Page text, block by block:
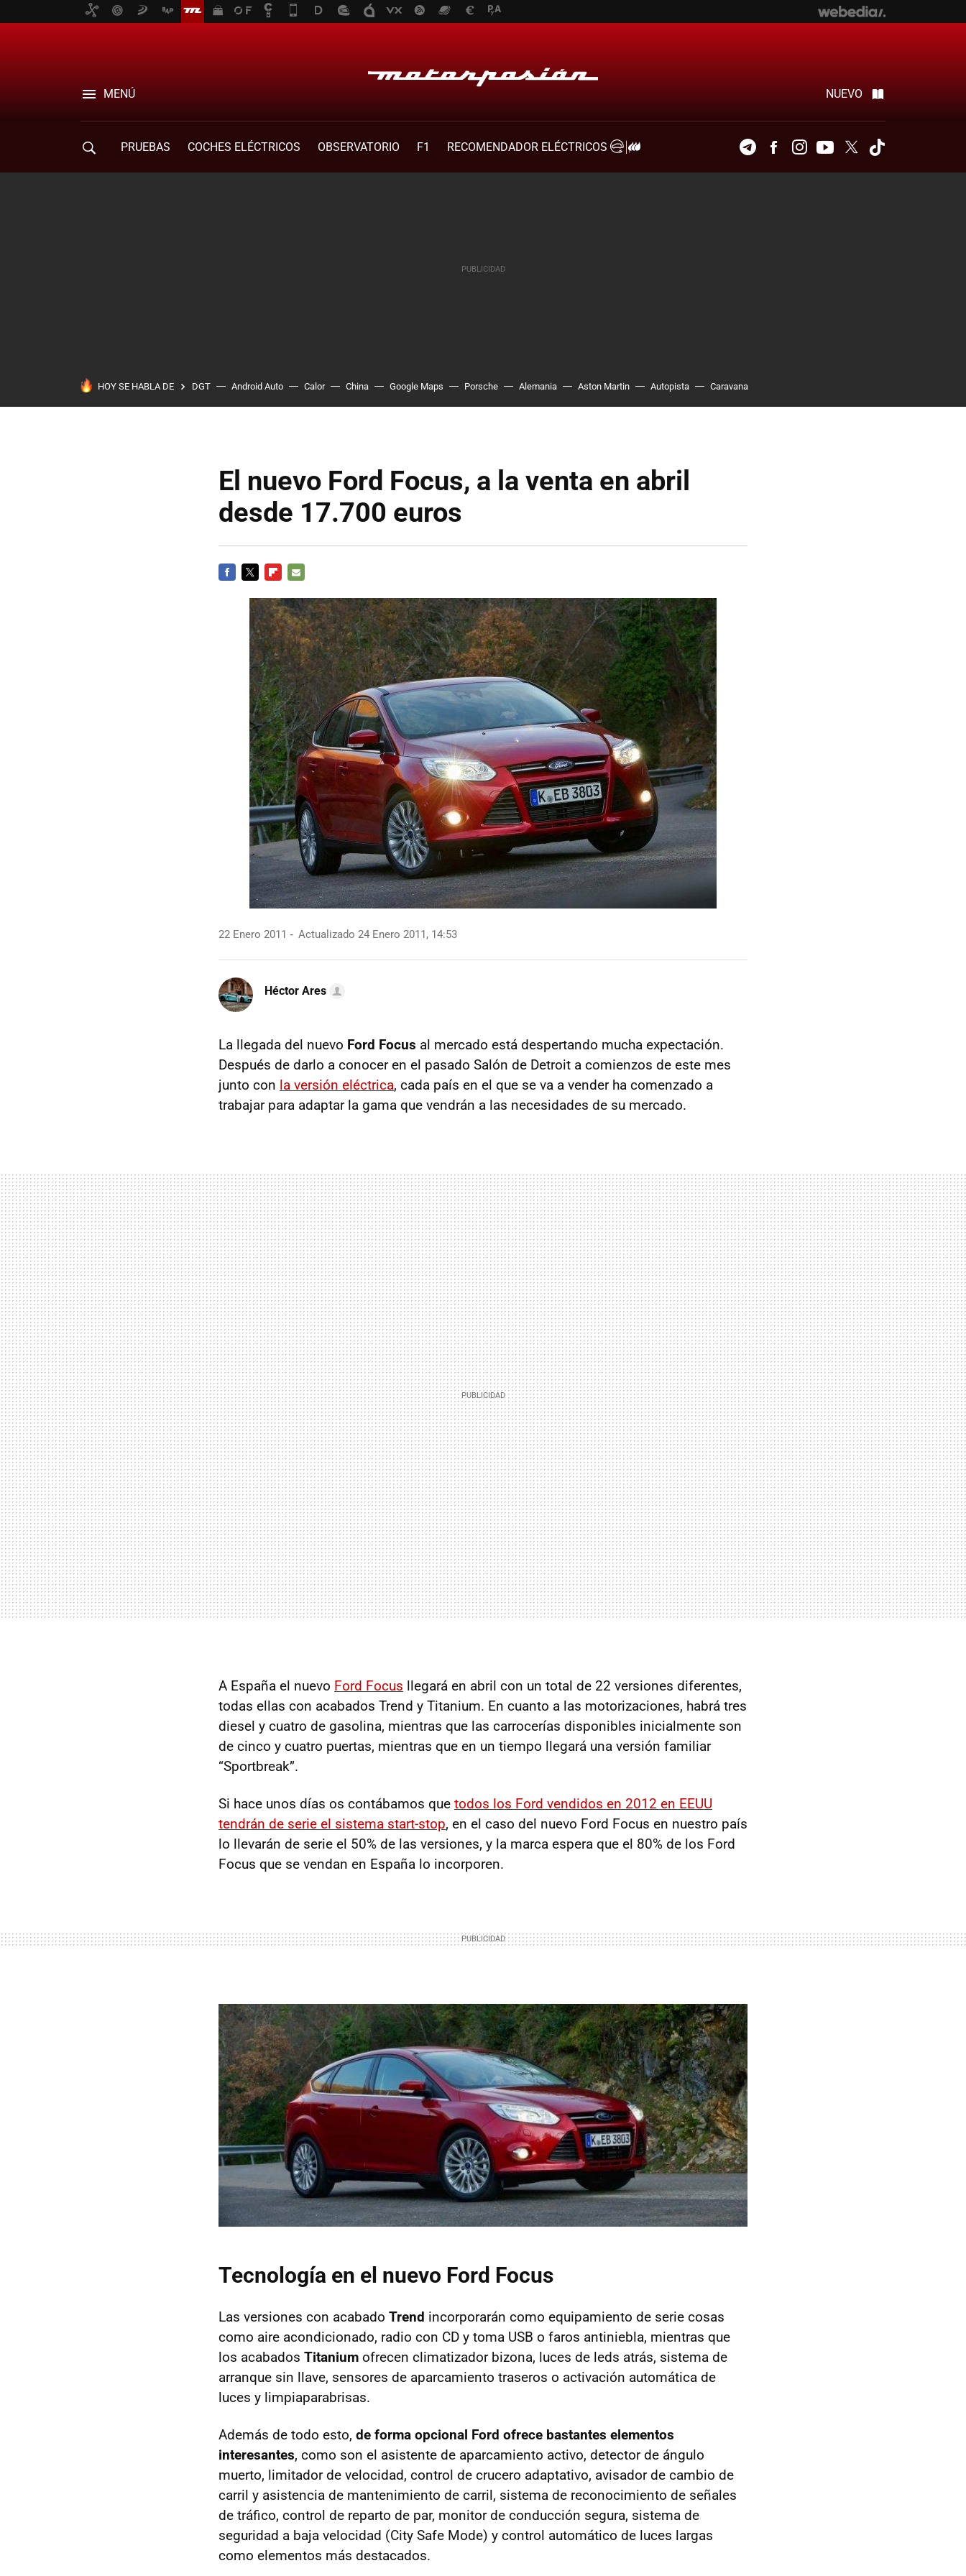
MENÚ NUEVO
PRUEBAS COCHES ELÉCTRICOS OBSERVATORIO F1
RECOMENDADOR ELÉCTRICOS
TelegramFacebookInstagramYoutubeTwitter
HOY SE HABLA DE DGT Android Auto Calor China Google Maps Porsche Alemania Aston Martin Autopista Caravana
El nuevo Ford Focus, a la venta en abril
desde 17.700 euros
MAIL
22 Enero 2011 Actualizado 24 Enero 2011, 14:53
Héctor Ares
La llegada del nuevo Ford Focus al mercado está despertando mucha expectación.
Después de darlo a conocer en el pasado Salón de Detroit a comienzos de este mes
junto con la versión eléctrica, cada país en el que se va a vender ha comenzado a
trabajar para adaptar la gama que vendrán a las necesidades de su mercado.
A España el nuevo Ford Focus llegará en abril con un total de 22 versiones diferentes,
todas ellas con acabados Trend y Titanium. En cuanto a las motorizaciones, habrá tres
diesel y cuatro de gasolina, mientras que las carrocerías disponibles inicialmente son
de cinco y cuatro puertas, mientras que en un tiempo llegará una versión familiar
“Sportbreak”.
Si hace unos días os contábamos que todos los Ford vendidos en 2012 en EEUU
tendrán de serie el sistema start-stop, en el caso del nuevo Ford Focus en nuestro país
lo llevarán de serie el 50% de las versiones, y la marca espera que el 80% de los Ford
Focus que se vendan en España lo incorporen.
Tecnología en el nuevo Ford Focus
Las versiones con acabado Trend incorporarán como equipamiento de serie cosas
como aire acondicionado, radio con CD y toma USB o faros antiniebla, mientras que
los acabados Titanium ofrecen climatizador bizona, luces de leds atrás, sistema de
arranque sin llave, sensores de aparcamiento traseros o activación automática de
luces y limpiaparabrisas.
Además de todo esto, de forma opcional Ford ofrece bastantes elementos
interesantes, como son el asistente de aparcamiento activo, detector de ángulo
muerto, limitador de velocidad, control de crucero adaptativo, avisador de cambio de
carril y asistencia de mantenimiento de carril, sistema de reconocimiento de señales
de tráfico, control de reparto de par, monitor de conducción segura, sistema de
seguridad a baja velocidad (City Safe Mode) y control automático de luces largas
como elementos más destacados.